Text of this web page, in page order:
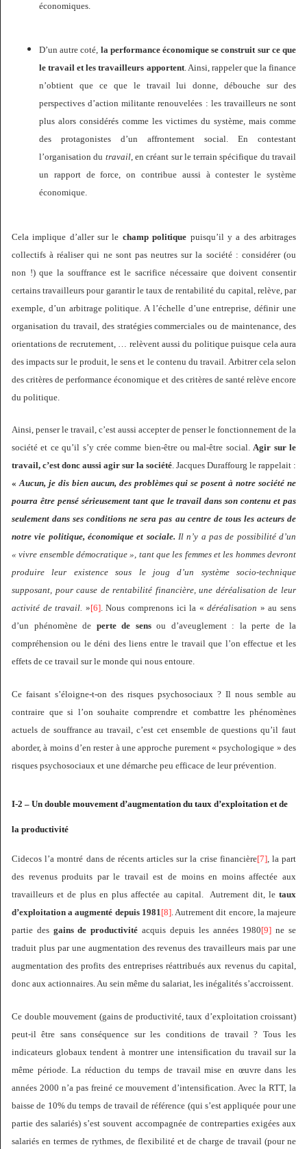
économiques.
D’un autre coté, la performance économique se construit sur ce que
le travail et les travailleurs apportent. Ainsi, rappeler que la finance
n’obtient que ce que le travail lui donne, débouche sur des
perspectives d’action militante renouvelées : les travailleurs ne sont
plus alors considérés comme les victimes du système, mais comme
des protagonistes d’un affrontement social. En contestant
l’organisation du travail, en créant sur le terrain spécifique du travail
un rapport de force, on contribue aussi à contester le système
économique.
Cela implique d’aller sur le champ politique puisqu’il y a des arbitrages
collectifs à réaliser qui ne sont pas neutres sur la société : considérer (ou
non !) que la souffrance est le sacrifice nécessaire que doivent consentir
certains travailleurs pour garantir le taux de rentabilité du capital, relève, par
exemple, d’un arbitrage politique. A l’échelle d’une entreprise, définir une
organisation du travail, des stratégies commerciales ou de maintenance, des
orientations de recrutement, … relèvent aussi du politique puisque cela aura
des impacts sur le produit, le sens et le contenu du travail. Arbitrer cela selon
des critères de performance économique et des critères de santé relève encore
du politique.
Ainsi, penser le travail, c’est aussi accepter de penser le fonctionnement de la
société et ce qu’il s’y crée comme bien-être ou mal-être social. Agir sur le
travail, c’est donc aussi agir sur la société . Jacques Duraffourg le rappelait :
« Aucun, je dis bien aucun, des problèmes qui se posent à notre société ne
pourra être pensé sérieusement tant que le travail dans son contenu et pas
seulement dans ses conditions ne sera pas au centre de tous les acteurs de
notre vie politique, économique et sociale. Il n’y a pas de possibilité d’un
« vivre ensemble démocratique », tant que les femmes et les hommes devront
produire leur existence sous le joug d’un système socio-technique
supposant, pour cause de rentabilité financière, une déréalisation de leur
activité de travail. »[6]. Nous comprenons ici la «déréalisation » au sens
d’un phénomène de perte de sensou d’aveuglement : la perte de la
compréhension ou le déni des liens entre le travail que l’on effectue et les
effets de ce travail sur le monde qui nous entoure.
Ce faisant s’éloigne-t-on des risques psychosociaux ? Il nous semble au
contraire que si l’on souhaite comprendre et combattre les phénomènes
actuels de souffrance au travail, c’est cet ensemble de questions qu’il faut
aborder, à moins d’en rester à une approche purement « psychologique » des
risques psychosociaux et une démarche peu efficace de leur prévention.
I-2 – Un double mouvement d’augmentation du taux d’exploitation et de
la productivité
Cidecos l’a montré dans de récents articles sur la crise financière[7], la part
des revenus produits par le travail est de moins en moins affectée aux
travailleurs et de plus en plus affectée au capital. Autrement dit, le taux
d’exploitation a augmenté depuis 1981[8]. Autrement dit encore, la majeure
partie des gains de productivité acquis depuis les années 1980[9] ne se
traduit plus par une augmentation des revenus des travailleurs mais par une
augmentation des profits des entreprises réattribués aux revenus du capital,
donc aux actionnaires. Au sein même du salariat, les inégalités s’accroissent.
Ce double mouvement (gains de productivité, taux d’exploitation croissant)
peut-il être sans conséquence sur les conditions de travail ? Tous les
indicateurs globaux tendent à montrer une intensification du travail sur la
même période. La réduction du temps de travail mise en œuvre dans les
années 2000 n’a pas freiné ce mouvement d’intensification. Avec la RTT, la
baisse de 10% du temps de travail de référence (qui s’est appliquée pour une
partie des salariés) s’est souvent accompagnée de contreparties exigées aux
salariés en termes de rythmes, de flexibilité et de charge de travail (pour ne